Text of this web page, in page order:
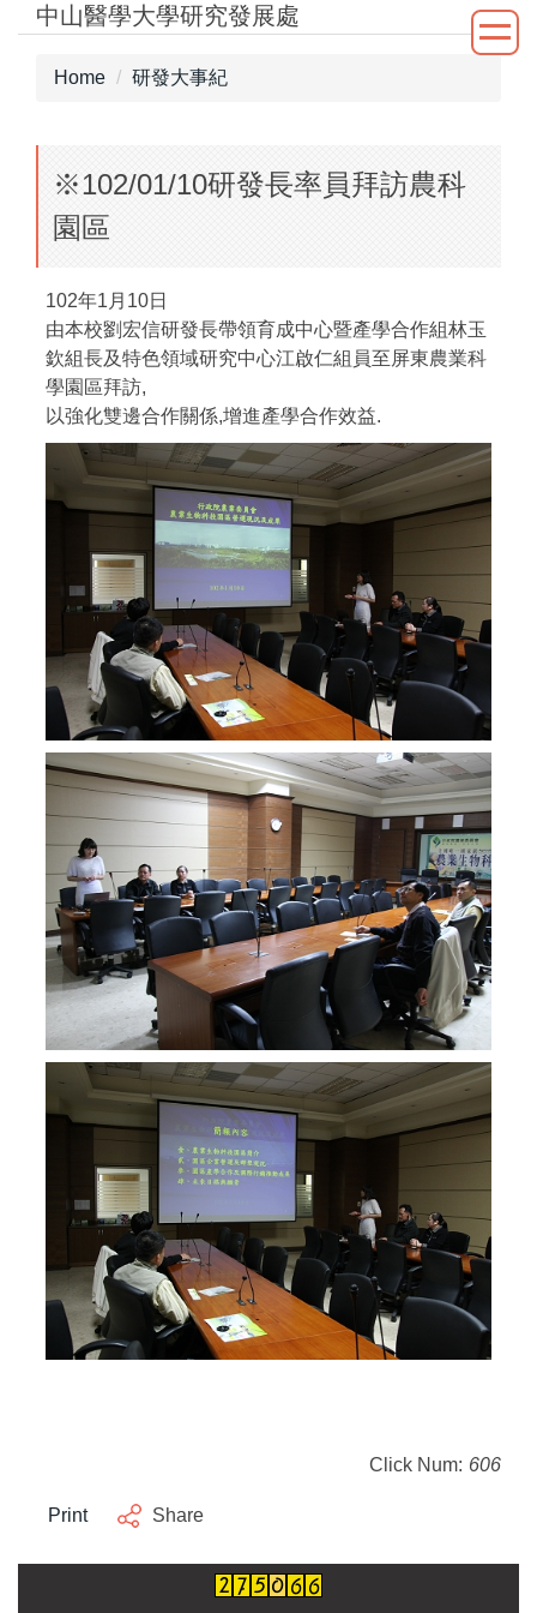
Jump中山醫學大學研究發展處
Home 研發大事紀
※102/01/10研發長率員拜訪農科
園區
102年1月10日
由本校劉宏信研發長帶領育成中心暨產學合作組林玉
欽組長及特色領域研究中心江啟仁組員至屏東農業科
學園區拜訪,
以強化雙邊合作關係,增進產學合作效益.
Click Num: 606
Print Share